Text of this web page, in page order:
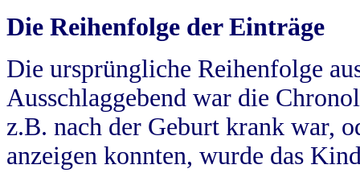
Die Reihenfolge der Einträge
Die ursprüngliche Reihenfolge
Ausschlaggebend war die
z.B. nach der Geburt krank war,
anzeigen konnten, wurde das